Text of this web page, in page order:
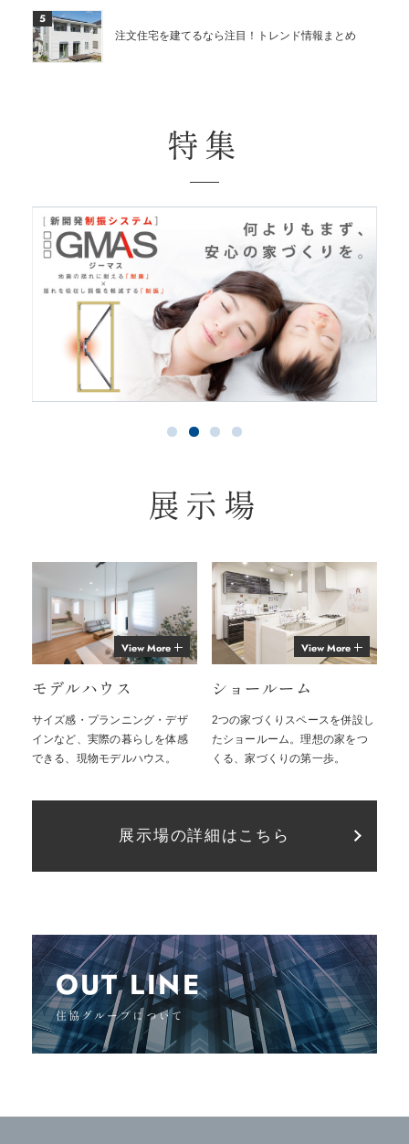
5
注文住宅を建てるなら注目！トレンド情報まとめ
特集
展示場
View More
モデルハウス
サイズ感・プランニング・デザ
インなど、実際の暮らしを体感
できる、現物モデルハウス。
View More
ショールーム
2つの家づくりスペースを併設し
たショールーム。理想の家をつ
くる、家づくりの第一歩。
展示場の詳細はこちら
OUT LINE
住協グループについて